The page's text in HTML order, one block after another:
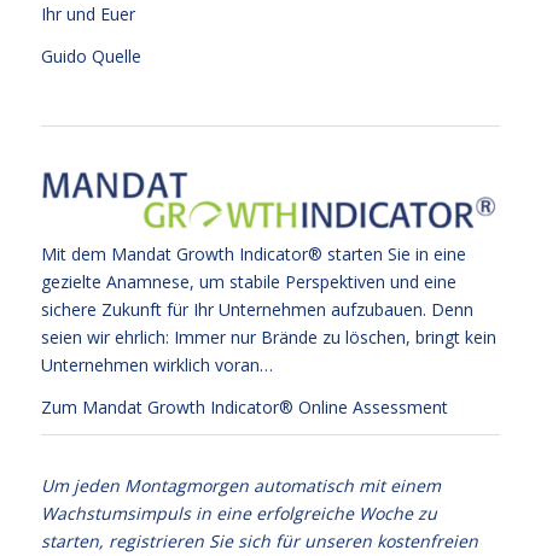
Ihr und Euer
Guido Quelle
Mit dem Mandat Growth Indicator® starten Sie in eine
gezielte Anamnese, um stabile Perspektiven und eine
sichere Zukunft für Ihr Unternehmen aufzubauen. Denn
seien wir ehrlich: Immer nur Brände zu löschen, bringt kein
Unternehmen wirklich voran…
Zum Mandat Growth Indicator® Online Assessment
Um jeden Montagmorgen automatisch mit einem
Wachstumsimpuls in eine erfolgreiche Woche zu
starten, registrieren Sie sich für unseren kostenfreien